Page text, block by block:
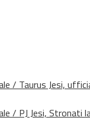
/ Taurus Jesi,
/ PJ Jesi, Stronati